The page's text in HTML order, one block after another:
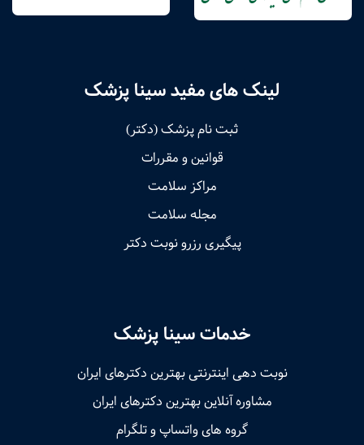
لینک های مفید سینا پزشک
ثبت نام پزشک (دکتر)
قوانین و مقررات
مراکز سلامت
مجله سلامت
پیگیری رزرو نوبت دکتر
خدمات سینا پزشک
نوبت‌ دهی اینترنتی بهترین دکترهای ایران
مشاوره آنلاین بهترین دکترهای ایران
گروه های واتساپ و تلگرام